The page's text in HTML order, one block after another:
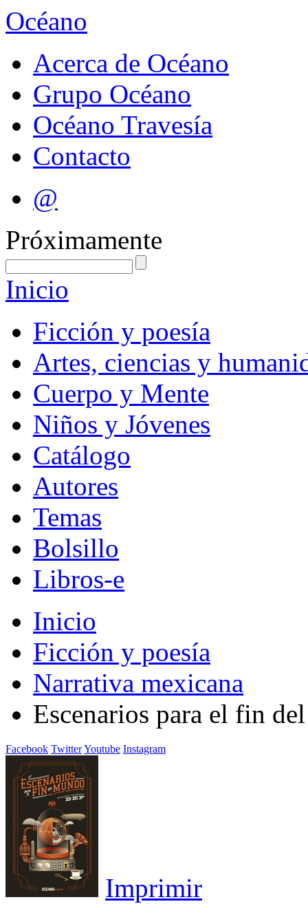
Océano
Acerca de Océano
Grupo Océano
Océano Travesía
Contacto
@
Próximamente
Inicio
Ficción y poesía
Artes, ciencias y
Cuerpo y Mente
Niños y Jóvenes
Catálogo
Autores
Temas
Bolsillo
Libros-e
Inicio
Ficción y poesía
Narrativa mexicana
Escenarios para el fin
Facebook TwitterYoutube Instagram
Imprimir